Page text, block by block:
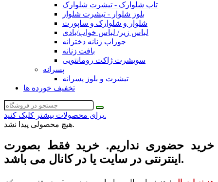
تاپ شلوارک - تیشرت شلوارک
بلوز شلوار - تیشرت شلوار
شلوار و شلوارک و ساپورت
لباس زیر/ لباس خواب/بادی
جوراب زنانه دخترانه
بافت زنانه
سویشرت ژاکت رومانتویی
پسرانه
تیشرت و بلوز پسرانه
تخفیف خورده ها
برای محصولات بیشتر کلیک کنید.
هیچ محصولی پیدا نشد.
خرید حضوری نداریم. خرید فقط بصورت
اینترنتی در سایت یا در کانال می باشد.